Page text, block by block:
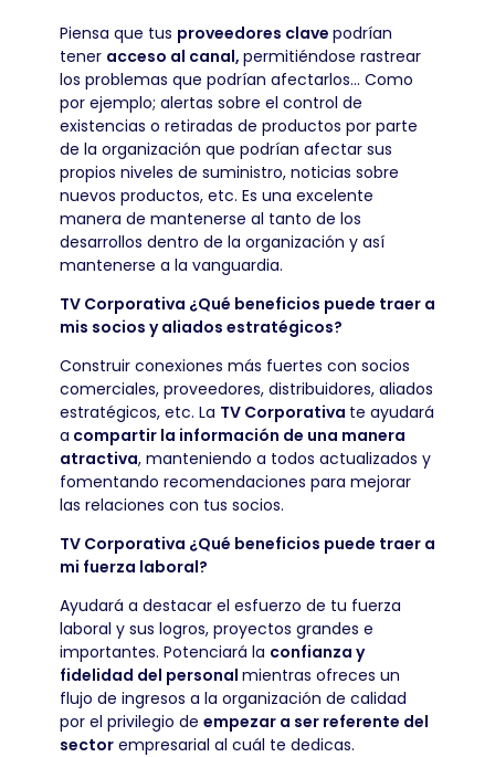
Piensa que tus proveedores clave podrían
tener acceso al canal, permitiéndose rastrear
los problemas que podrían afectarlos… Como
por ejemplo; alertas sobre el control de
existencias o retiradas de productos por parte
de la organización que podrían afectar sus
propios niveles de suministro, noticias sobre
nuevos productos, etc. Es una excelente
manera de mantenerse al tanto de los
desarrollos dentro de la organización y así
mantenerse a la vanguardia.
TV Corporativa ¿Qué beneficios puede traer a
mis socios y aliados estratégicos?
Construir conexiones más fuertes con socios
comerciales, proveedores, distribuidores, aliados
estratégicos, etc. La TV Corporativa te ayudará
a compartir la información de una manera
atractiva, manteniendo a todos actualizados y
fomentando recomendaciones para mejorar
las relaciones con tus socios.
TV Corporativa ¿Qué beneficios puede traer a
mi fuerza laboral?
Ayudará a destacar el esfuerzo de tu fuerza
laboral y sus logros, proyectos grandes e
importantes. Potenciará la confianza y
fidelidad del personal mientras ofreces un
flujo de ingresos a la organización de calidad
por el privilegio de empezar a ser referente del
sectorempresarial al cuál te dedicas.